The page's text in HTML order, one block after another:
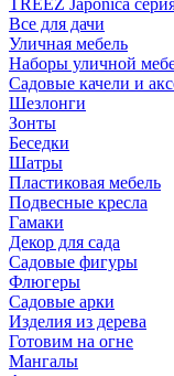
TREEZ Japonica
Все для дачи
Уличная мебель
Наборы уличной
Садовые качели и
Шезлонги
Зонты
Беседки
Шатры
Пластиковая мебель
Подвесные кресла
Гамаки
Декор для сада
Садовые фигуры
Флюгеры
Садовые арки
Изделия из дерева
Готовим на огне
Мангалы